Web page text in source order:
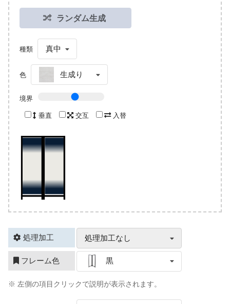
ランダム生成
種類 真中
色 生成り
境界
垂直 交互 入替
処理加工 処理加工なし
フレーム色 黒
※ 左側の項目クリックで説明が表示されます。